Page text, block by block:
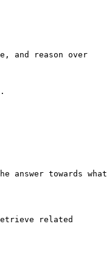
and reason over
towards what
related